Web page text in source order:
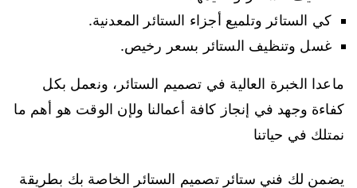
كي الستائر وتلميع أجزاء الستائر المعدنية.
غسل وتنظيف الستائر بسعر رخيص.
ماعدا الخبرة العالية في تصميم الستائر، ونعمل بكل
كفاءة وجهد في إنجاز كافة أعمالنا ولإن الوقت هو أهم ما
نمتلك في حياتنا
يضمن لك فني ستائر تصميم الستائر الخاصة بك بطريقة